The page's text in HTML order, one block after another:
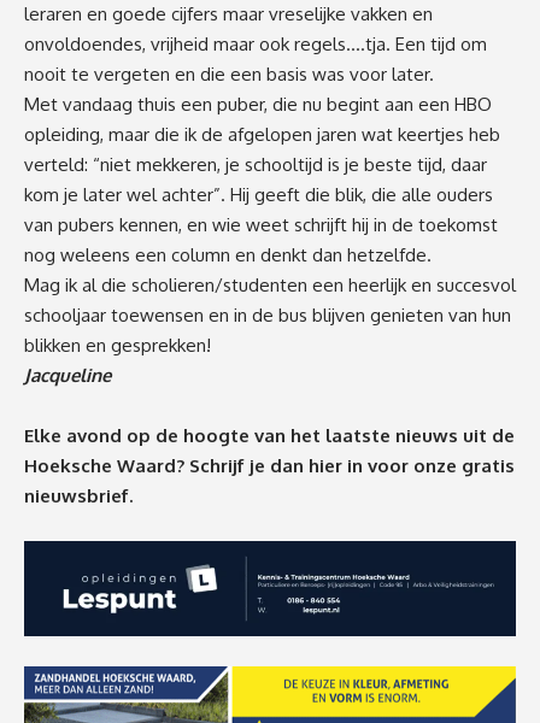
leraren en goede cijfers maar vreselijke vakken en
onvoldoendes, vrijheid maar ook regels….tja. Een tijd om
nooit te vergeten en die een basis was voor later.
Met vandaag thuis een puber, die nu begint aan een HBO
opleiding, maar die ik de afgelopen jaren wat keertjes heb
verteld: “niet mekkeren, je schooltijd is je beste tijd, daar
kom je later wel achter”. Hij geeft die blik, die alle ouders
van pubers kennen, en wie weet schrijft hij in de toekomst
nog weleens een column en denkt dan hetzelfde.
Mag ik al die scholieren/studenten een heerlijk en succesvol
schooljaar toewensen en in de bus blijven genieten van hun
blikken en gesprekken!
Jacqueline
Elke avond op de hoogte van het laatste nieuws uit de
Hoeksche Waard? Schrijf je dan hier in voor onze gratis
nieuwsbrief.